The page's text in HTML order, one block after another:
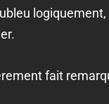
fait